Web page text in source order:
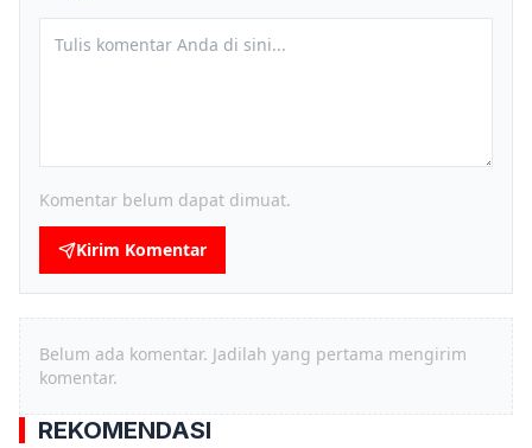
Komentar belum dapat dimuat.
Kirim Komentar
Belum ada komentar. Jadilah yang pertama mengirim
komentar.
REKOMENDASI